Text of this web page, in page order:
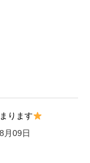
ります
月09日